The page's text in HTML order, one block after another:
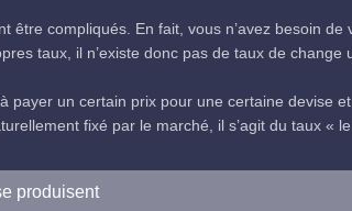
compliqués. En fait, vous n’avez besoin de
taux, il n’existe donc pas de taux de
payer un certain prix pour une certaine
fixé par le marché, il s’agit du taux «
produisent